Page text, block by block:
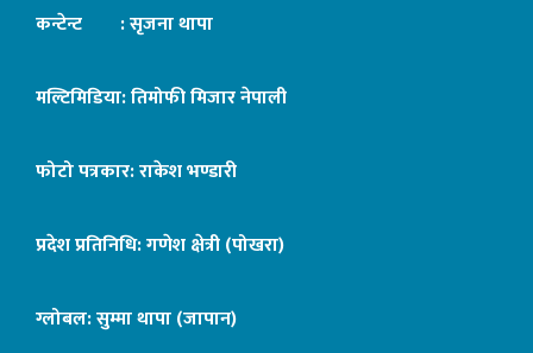
कन्टेन्ट : सृजना थापा
मल्टिमिडिया: तिमोफी मिजार नेपाली
फोटो पत्रकार: राकेश भण्डारी
प्रदेश प्रतिनिधि: गणेश क्षेत्री (पोखरा)
ग्लोबल: सुम्मा थापा (जापान)